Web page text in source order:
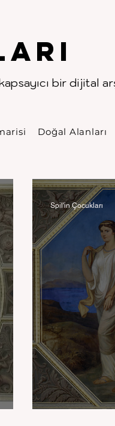
bir dijital
Doğal Alanları
Pelops
Spil'in Çocukları